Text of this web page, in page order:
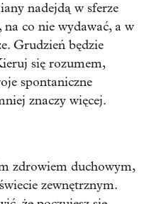
nadejdą w sferze
na co nie wydawać, a w
Grudzień będzie
się rozumem,
spontaniczne
znaczy więcej.
zdrowiem duchowym,
zewnętrznym.